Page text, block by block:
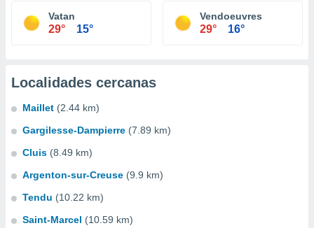
Vatan
29° 15°
Vendoeuvres
29° 16°
Localidades cercanas
Maillet (2.44 km)
Gargilesse-Dampierre (7.89 km)
Cluis (8.49 km)
Argenton-sur-Creuse (9.9 km)
Tendu (10.22 km)
Saint-Marcel (10.59 km)